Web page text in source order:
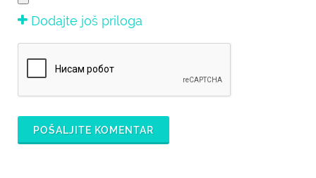
Dodajte još priloga
POŠALJITE KOMENTAR